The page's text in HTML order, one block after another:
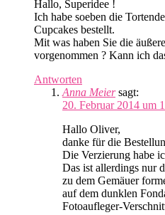
Hallo, Superidee !
Ich habe soeben die
Cupcakes bestellt.
Mit was haben Sie die
vorgenommen ? Kann ich
Antworten
Anna Meier sagt:
20. Februar 2014 um
Hallo Oliver,
danke für die
Die Verzierung habe
Das ist allerdings nur
zu dem Gemäuer
auf dem dunklen
Fotoaufleger-